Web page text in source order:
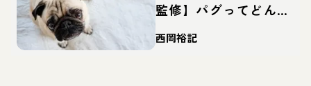
監修】パグってどんな
犬？性格・特徴・育て
方・迎え方
西岡裕記